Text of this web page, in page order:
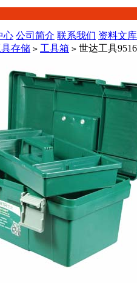
心 公司简介 联系我们 资料文库
存储 > 工具箱 > 世达工具